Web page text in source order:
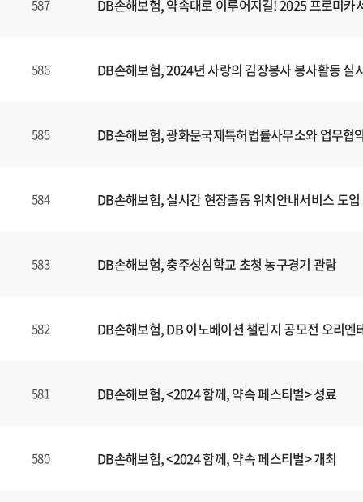
587 DB손해보험, 약속대로 이루어지길! 2025 프로미카
586 DB손해보험, 2024년 사랑의 김장봉사 봉사활동 실
585 DB손해보험, 광화문국제특허법률사무소와 업무협
584 DB손해보험, 실시간 현장출동 위치안내서비스 도입
583 DB손해보험, 충주성심학교 초청 농구경기 관람
582 DB손해보험, DB 이노베이션 챌린지 공모전 오리엔
581 DB손해보험, <2024 함께, 약속 페스티벌> 성료
580 DB손해보험, <2024 함께, 약속 페스티벌> 개최